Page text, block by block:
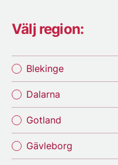
Välj region:
Blekinge
Dalarna
Gotland
Gävleborg